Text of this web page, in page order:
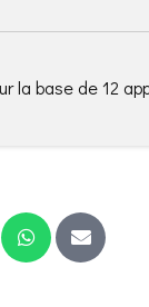
la base de 12